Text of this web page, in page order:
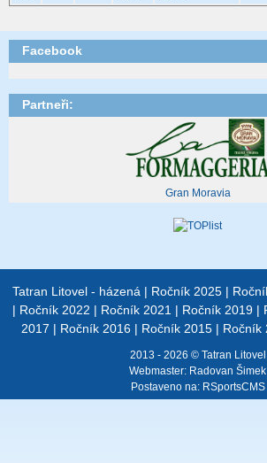
Facebook
Partneři:
Gran Moravia
Tatran Litovel - házená | Ročník 2025|
| Ročník 2022 | Ročník 2021 | Ročník 2019 |
2017 | Ročník 2016 | Ročník 2015 | Ročník
2013 - 2026 © Tatran Litovel
Webmaster: Radovan Šimek
Postaveno na: RSportsCMS